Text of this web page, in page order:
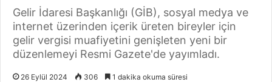
Gelir İdaresi Başkanlığı (GİB), sosyal medya ve
internet üzerinden içerik üreten bireyler için
gelir vergisi muafiyetini genişleten yeni bir
düzenlemeyi Resmi Gazete'de yayımladı.
26 Eylül 2024 306 1 dakika okuma süresi